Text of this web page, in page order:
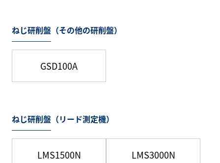
ねじ研削盤（その他の研削盤）
GSD100A
ねじ研削盤（リード測定機）
LMS1500N LMS3000N